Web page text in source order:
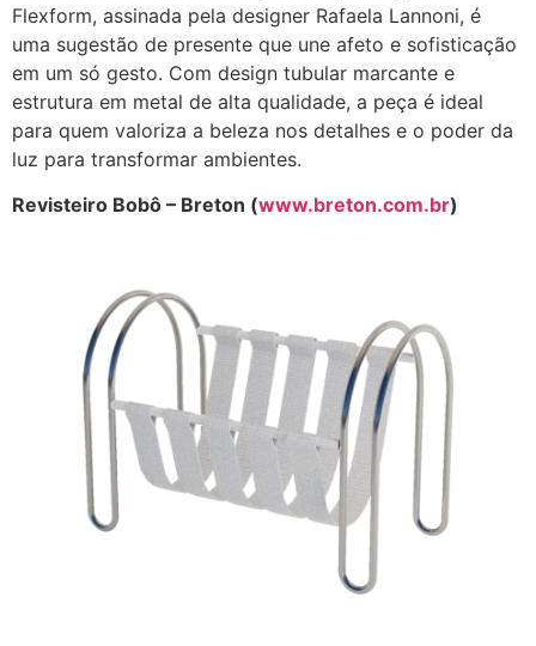
Flexform, assinada pela designer Rafaela Lannoni, é
uma sugestão de presente que une afeto e sofisticação
em um só gesto. Com design tubular marcante e
estrutura em metal de alta qualidade, a peça é ideal
para quem valoriza a beleza nos detalhes e o poder da
luz para transformar ambientes.
Revisteiro Bobô – Breton (www.breton.com.br)